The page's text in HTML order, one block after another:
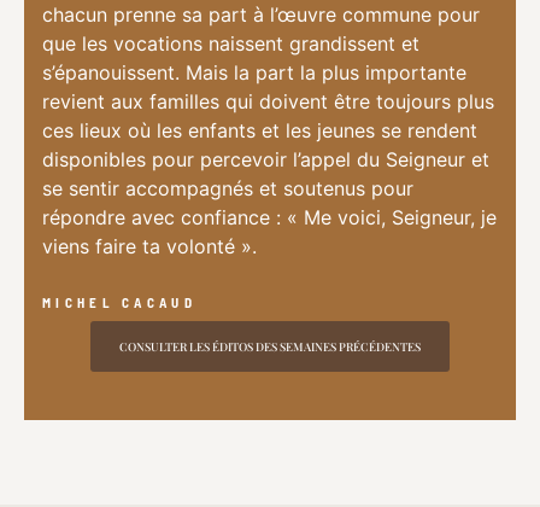
chacun prenne sa part à l’œuvre commune pour
que les vocations naissent grandissent et
s’épanouissent. Mais la part la plus importante
revient aux familles qui doivent être toujours plus
ces lieux où les enfants et les jeunes se rendent
disponibles pour percevoir l’appel du Seigneur et
se sentir accompagnés et soutenus pour
répondre avec confiance : « Me voici, Seigneur, je
viens faire ta volonté ».
MICHEL CACAUD
CONSULTER LES ÉDITOS DES SEMAINES PRÉCÉDENTES